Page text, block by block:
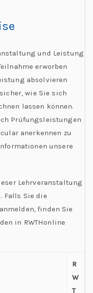
und Leistung
erworben
absolvieren
wie Sie sich
lassen können.
Prüfungsleistungen
anerkennen zu
unsere
Lehrveranstaltung
Falls Sie die
finden Sie
in RWTHonline
R
W
T